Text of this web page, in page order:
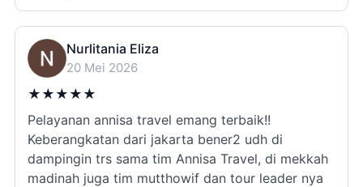
Nurlitania Eliza
20 Mei 2026
★ ★ ★ ★ ★
Pelayanan annisa travel emang terbaik!!
Keberangkatan dari jakarta bener2 udh di
dampingin trs sama tim Annisa Travel, di mekkah
madinah juga tim mutthowif dan tour leader nya